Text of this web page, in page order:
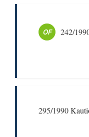
OF 242/
295/1990